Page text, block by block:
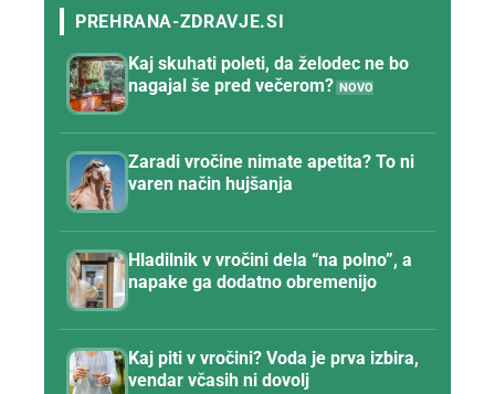
Kaj skuhati poleti, da želodec ne bo
nagajal še pred večerom?
Zaradi vročine nimate apetita? To ni
varen način hujšanja
Hladilnik v vročini dela “na polno”, a
napake ga dodatno obremenijo
Kaj piti v vročini? Voda je prva izbira,
vendar včasih ni dovolj